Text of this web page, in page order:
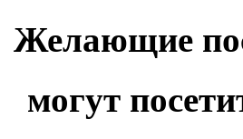
Желающие
могут